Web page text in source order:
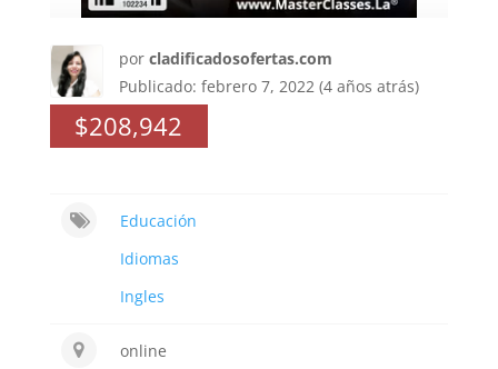
por cladificadosofertas.com
Publicado: febrero 7, 2022 (4 años atrás)
$208,942
Educación
Idiomas
Ingles
online